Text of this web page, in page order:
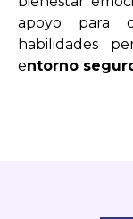
apoyo para
habilidades
entorno